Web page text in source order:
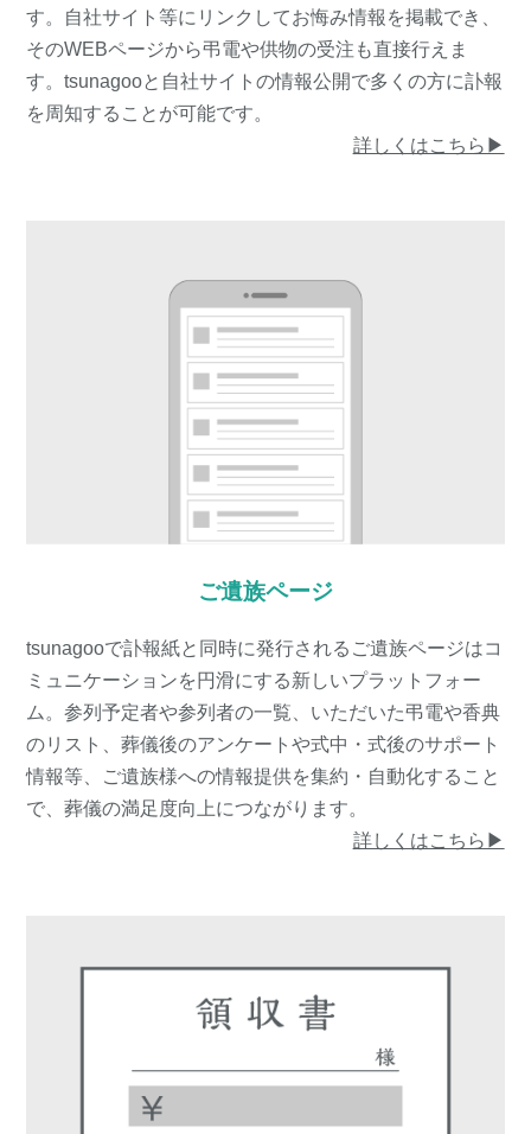
す。自社サイト等にリンクしてお悔み情報を掲載でき、
そのWEBページから弔電や供物の受注も直接行えま
す。tsunagooと自社サイトの情報公開で多くの方に訃報
を周知することが可能です。
詳しくはこちら▶︎
ご遺族ページ
tsunagooで訃報紙と同時に発行されるご遺族ページはコ
ミュニケーションを円滑にする新しいプラットフォー
ム。参列予定者や参列者の一覧、いただいた弔電や香典
のリスト、葬儀後のアンケートや式中・式後のサポート
情報等、ご遺族様への情報提供を集約・自動化すること
で、葬儀の満足度向上につながります。
詳しくはこちら▶︎